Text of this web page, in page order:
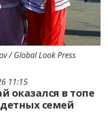
11:15
оказался в топе
семей
/ Global Look Press